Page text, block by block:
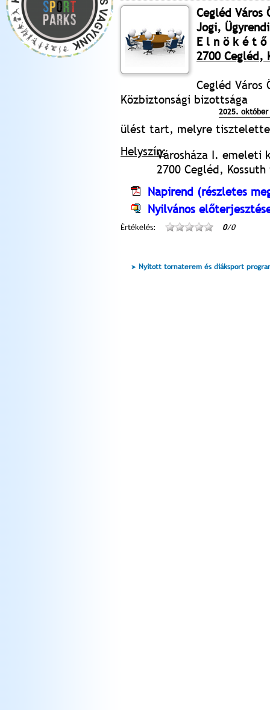
Cegléd Város
Jogi,
E l n ö k é t ő
2700 Cegléd,
Cegléd Város
Közbiztonsági bizottsága
2025.
ülést tart, melyre
Helyszín:Városháza I. emeleti
2700 Cegléd,
Napirend (részletes
Nyilvános
Értékelés: 0/0
Nyitott tornaterem és diáksport